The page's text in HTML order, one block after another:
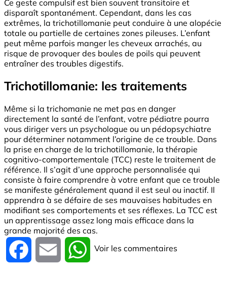
Ce geste compulsif est bien souvent transitoire et
disparaît spontanément. Cependant, dans les cas
extrêmes, la trichotillomanie peut conduire à une alopécie
totale ou partielle de certaines zones pileuses. L’enfant
peut même parfois manger les cheveux arrachés, au
risque de provoquer des boules de poils qui peuvent
entraîner des troubles digestifs.
Trichotillomanie: les traitements
Même si la trichomanie ne met pas en danger
directement la santé de l’enfant, votre pédiatre pourra
vous diriger vers un psychologue ou un pédopsychiatre
pour déterminer notamment l’origine de ce trouble. Dans
la prise en charge de la trichotillomanie, la thérapie
cognitivo-comportementale (TCC) reste le traitement de
référence. Il s’agit d’une approche personnalisée qui
consiste à faire comprendre à votre enfant que ce trouble
se manifeste généralement quand il est seul ou inactif. Il
apprendra à se défaire de ses mauvaises habitudes en
modifiant ses comportements et ses réflexes. La TCC est
un apprentissage assez long mais efficace dans la
grande majorité des cas.
Facebook Email WhatsApp
Voir les commentaires